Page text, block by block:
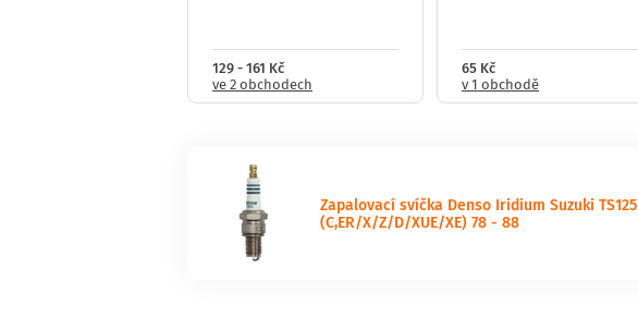
129 - 161 Kč
ve 2 obchodech
65 Kč
v 1 obchodě
Zapalovací svíčka Denso Iridium Suzuki TS125
(C,ER/X/Z/D/XUE/XE) 78 - 88